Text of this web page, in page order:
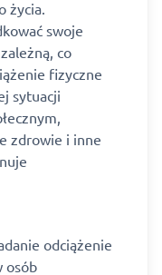
życia.
swoje
co
fizyczne
sytuacji
zdrowie i inne
odciążenie
osób